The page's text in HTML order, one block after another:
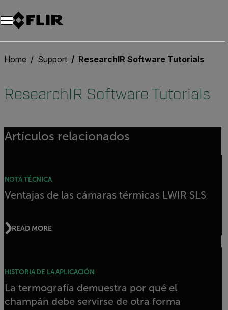
Unread messages
Modelo
Eliminar
artículos
artículo
Añadir al carro
Añadido al carro
Home Support ResearchIR Software Tutorials
ResearchIR Software Tutorials
Artículos relacionados
NOTA TÉCNICA
Ventajas de las cámaras térmicas LWIR SLS
READ MORE
HISTORIA DE LA APLICACIÓN
La termografía demuestra por qué el
champán debe servirse de otra forma